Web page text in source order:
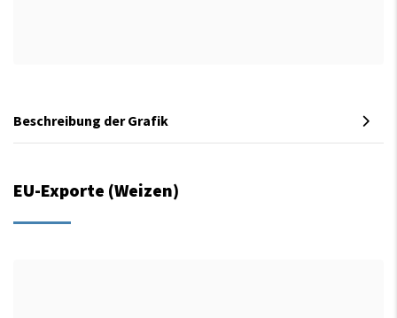
Beschreibung der Grafik
EU-Exporte (Weizen)